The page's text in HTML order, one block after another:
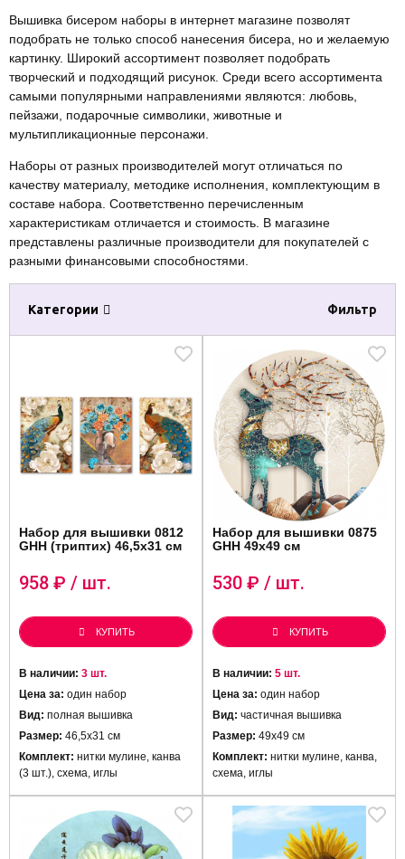
Вышивка бисером наборы в интернет магазине позволят
подобрать не только способ нанесения бисера, но и желаемую
картинку. Широкий ассортимент позволяет подобрать
творческий и подходящий рисунок. Среди всего ассортимента
самыми популярными направлениями являются: любовь,
пейзажи, подарочные символики, животные и
мультипликационные персонажи.
Наборы от разных производителей могут отличаться по
качеству материалу, методике исполнения, комплектующим в
составе набора. Соответственно перечисленным
характеристикам отличается и стоимость. В магазине
представлены различные производители для покупателей с
разными финансовыми способностями.
Категории Фильтр
Набор для вышивки 0812
GHH (триптих) 46,5х31 см
958 ₽ / шт.
КУПИТЬ
В наличии: 3 шт.
Цена за: один набор
Вид: полная вышивка
Размер: 46,5х31 см
Комплект: нитки мулине, канва
(3 шт.), схема, иглы
Набор для вышивки 0875
GHH 49х49 см
530 ₽ / шт.
КУПИТЬ
В наличии: 5 шт.
Цена за: один набор
Вид: частичная вышивка
Размер: 49х49 см
Комплект: нитки мулине, канва,
схема, иглы